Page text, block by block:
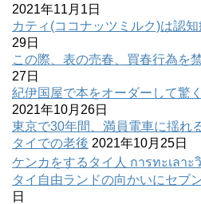
2021年11月1日
カティ(ココナッツミルク)は認知
29日
この際、表の売春、買春行為を
27日
紀伊国屋で本をオーダーして驚
2021年10月26日
東京で30年間、満員電車に揺れ
タイでの老後 2021年10月25日
ケンカをするタイ人 การทะเลา
タイ自由ランドの向かいにセブ
日